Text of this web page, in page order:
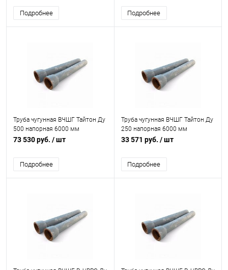
Подробнее
Сокол
Подробнее
Труба чугунная ВЧШГ Тайтон Ду
500 напорная 6000 мм
раструбная б/к без покрытия
73 530 руб. / шт
Подробнее
Труба чугунная ВЧШГ Тайтон Ду
250 напорная 6000 мм
раструбная с ВГЦ б/к с нар. лак.
33 571 руб. / шт
Подробнее